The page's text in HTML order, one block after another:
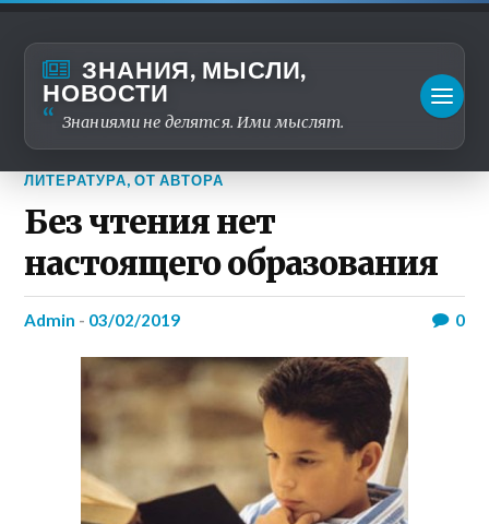
ЗНАНИЯ, МЫСЛИ,
НОВОСТИ
Знаниями не делятся. Ими мыслят.
ЛИТЕРАТУРА,ОТ АВТОРА
Без чтения нет
настоящего образования
admin - 03/02/2019 0